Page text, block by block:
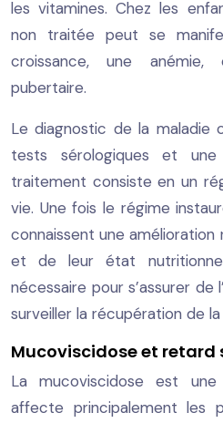
les vitamines. Chez les
non traitée peut se
croissance, une
pubertaire.
Le diagnostic de la maladie
tests sérologiques et une
traitement consiste en un
vie. Une fois le régime
connaissent une
et de leur état
nécessaire pour s’assurer
surveiller la récupération de
Mucoviscidose et
La mucoviscidose est
affecte principalement les